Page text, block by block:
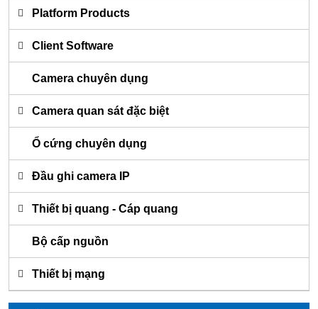
Platform Products
Client Software
Camera chuyên dụng
Camera quan sát đặc biệt
Ổ cứng chuyên dụng
Đầu ghi camera IP
Thiết bị quang - Cáp quang
Bộ cấp nguồn
Thiết bị mạng